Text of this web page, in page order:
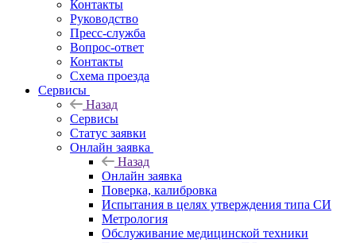
Контакты
Руководство
Пресс-служба
Вопрос-ответ
Контакты
Схема проезда
Сервисы
Назад
Сервисы
Статус заявки
Онлайн заявка
Назад
Онлайн заявка
Поверка, калибровка
Испытания в целях утверждения типа СИ
Метрология
Обслуживание медицинской техники